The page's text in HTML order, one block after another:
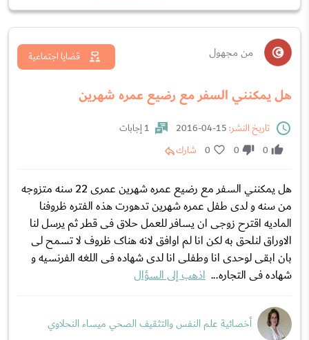
من مجهول
هل يمكنني السفر مع رضيع عمره شهرين
قضايا اجتماعية
تاريخ النشر:
1 إجابات
0
0
0 شارك
هل يمكنني السفر مع رضيع عمره شهرين عمری 22 سنه متزوجه
من سنه و لدی طفل عمره شهرین تدهورت هذه الفتره ظروفنا
المادیه اقترح زوجی ان یسافر للعمل حلاق فی قطر ثم یرسل لنا
الاوراق لنلحق به لکن انا لم اوافق لانه هناک ظروف لا تسمح لی
بان ابقی لوحدی انا وطفلی انا لدی شهاده فی اللغه الفرنسیه و
شهاده فی التجاره... اذهب إلى السؤال
أخصائية علم النفس والتثقيف الصحي ميساء النحلاوي